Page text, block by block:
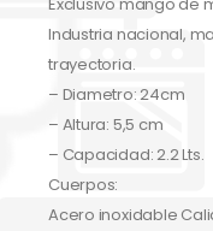
Industria nacional,
trayectoria.
– Diametro: 24cm
– Altura: 5,5 cm
– Capacidad: 2.2 Lts.
Cuerpos:
Acero inoxidable